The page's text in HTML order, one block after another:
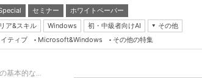
セミナー
ホワイトペーパー
ア&スキル Windows 初・中級者向けAI
その他
Server & Storage
ティブ Microsoft&Windows その他の特集
基本的な...